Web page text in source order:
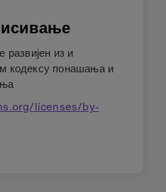
развијен из и
кодексу понашања и
licenses/by-